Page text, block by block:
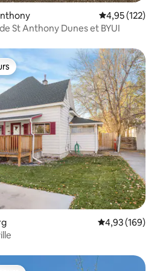
Évaluation
4,95 (122)
Dune Reunion. Proche de St Anthony Dunes et BYUI
Évaluation
4,93 (169)